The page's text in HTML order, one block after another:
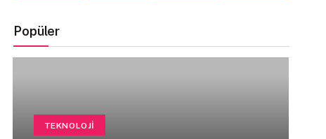
Popüler
TEKNOLOJI